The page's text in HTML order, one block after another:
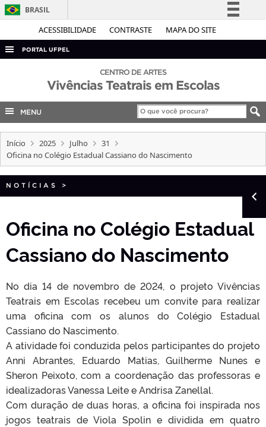
ACESSIBILIDADE CONTRASTE MAPA DO SITE
BRASIL
Simplifique!
Acesso à informação
Legislação
Canais
PORTAL UFPEL
AUDITORIA
COBALTO
TELEFONES
CENTRO DE ARTES
Vivências Teatrais em Escolas
MENU
Início 2025 Julho
31
Oficina no Colégio Estadual Cassiano do Nascimento
NOTÍCIAS >
Oficina no Colégio Estadual
Cassiano do Nascimento
No dia 14 de novembro de 2024, o projeto Vivências
Teatrais em Escolas recebeu um convite para realizar
uma oficina com os alunos do Colégio Estadual
Cassiano do Nascimento.
A atividade foi conduzida pelos participantes do projeto
Anni Abrantes, Eduardo Matias, Guilherme Nunes e
Sheron Peixoto, com a coordenação das professoras e
idealizadoras Vanessa Leite e Andrisa Zanellal.
Com duração de duas horas, a oficina foi inspirada nos
jogos teatrais de Viola Spolin e dividida em quatro